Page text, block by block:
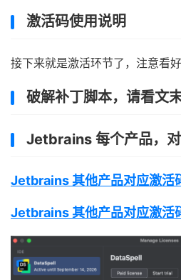
激活码使用说明
接下来就是激活环节了，注意看好
破解补丁脚本，请看文
Jetbrains 每个产品，
Jetbrains 其他产品对应激活
Jetbrains 其他产品对应激活